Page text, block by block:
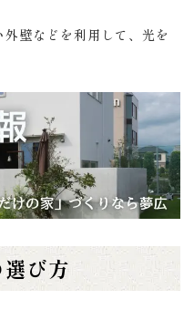
壁などを利用して、光を
び方